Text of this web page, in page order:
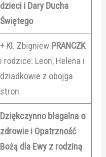
dzieci i Dary Ducha
Świętego
+ Kl. Zbigniew PRANCZK
i rodzice: Leon, Helena i
dziadkowie z obojga
stron
Dziękczynno błagalna o
zdrowie i Opatrzność
Bożą dla Ewy z rodziną